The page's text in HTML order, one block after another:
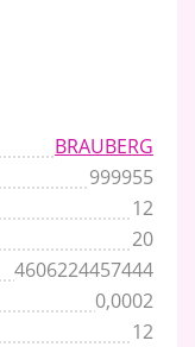
BRAUBERG
999955
12
20
4606224457444
0,0002
12